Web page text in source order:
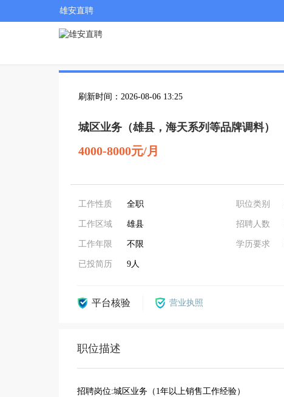
雄安直聘
刷新时间：2026-08-06 13:25
城区业务（雄县，海天系列等品牌调料）
4000-8000元/月
工作性质 全职
工作区域 雄县
工作年限 不限
已投简历 9人
职位类别
招聘人数
学历要求
平台核验 营业执照
职位描述
招聘岗位:城区业务（1年以上销售工作经验）